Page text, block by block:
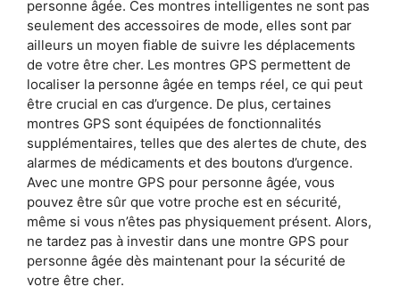
personne âgée. Ces montres intelligentes ne sont pas
seulement des accessoires de mode, elles sont par
ailleurs un moyen fiable de suivre les déplacements
de votre être cher. Les montres GPS permettent de
localiser la personne âgée en temps réel, ce qui peut
être crucial en cas d’urgence. De plus, certaines
montres GPS sont équipées de fonctionnalités
supplémentaires, telles que des alertes de chute, des
alarmes de médicaments et des boutons d’urgence.
Avec une montre GPS pour personne âgée, vous
pouvez être sûr que votre proche est en sécurité,
même si vous n’êtes pas physiquement présent. Alors,
ne tardez pas à investir dans une montre GPS pour
personne âgée dès maintenant pour la sécurité de
votre être cher.